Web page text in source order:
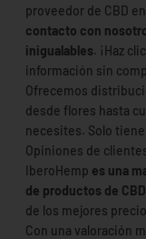
proveedor de CBD
contacto con
inigualables. ¡Haz
información sin
Ofrecemos
desde flores hasta
necesites. Solo
Opiniones de
IberoHemp es una
de productos de CBD
de los mejores
Con una valoración